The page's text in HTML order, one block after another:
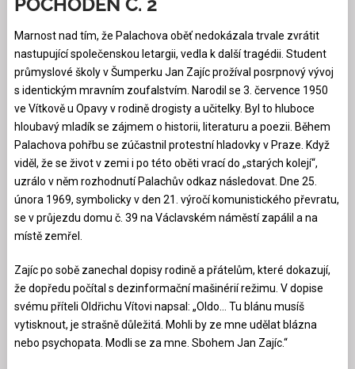
Marnost nad tím, že Palachova oběť nedokázala trvale zvrátit
nastupující společenskou letargii, vedla k další tragédii. Student
průmyslové školy v Šumperku Jan Zajíc prožíval posrpnový vývoj
s identickým mravním zoufalstvím. Narodil se 3. července 1950
ve Vítkově u Opavy v rodině drogisty a učitelky. Byl to hluboce
hloubavý mladík se zájmem o historii, literaturu a poezii. Během
Palachova pohřbu se zúčastnil protestní hladovky v Praze. Když
viděl, že se život v zemi i po této oběti vrací do „starých kolejí“,
uzrálo v něm rozhodnutí Palachův odkaz následovat. Dne 25.
února 1969, symbolicky v den 21. výročí komunistického převratu,
se v průjezdu domu č. 39 na Václavském náměstí zapálil a na
místě zemřel.
Zajíc po sobě zanechal dopisy rodině a přátelům, které dokazují,
že dopředu počítal s dezinformační mašinérií režimu. V dopise
svému příteli Oldřichu Vítovi napsal: „Oldo… Tu blánu musíš
vytisknout, je strašně důležitá. Mohli by ze mne udělat blázna
nebo psychopata. Modli se za mne. Sbohem Jan Zajíc.“